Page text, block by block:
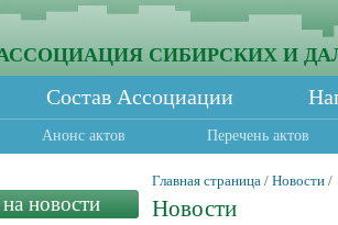
СИБИРСКИХ И
Состав Ассоциации
Анонс актов Перечень актов
новости
Главная страница / Новости /
Новости